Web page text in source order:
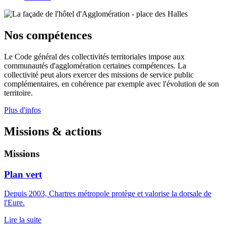
Nos compétences
Le Code général des collectivités territoriales impose aux
communautés d'agglomération certaines compétences. La
collectivité peut alors exercer des missions de service public
complémentaires, en cohérence par exemple avec l'évolution de son
territoire.
Plus d'infos
Missions & actions
Missions
Plan vert
Depuis 2003, Chartres métropole protège et valorise la dorsale de
l'Eure.
Lire la suite